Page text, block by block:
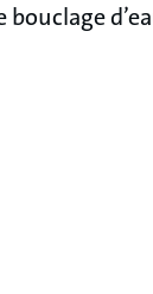
bouclage